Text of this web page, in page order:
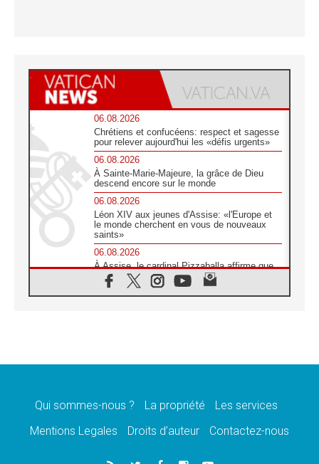
06.08.2026
Chrétiens et confucéens: respect et sagesse
pour relever aujourd'hui les «défis urgents»
06.08.2026
À Sainte-Marie-Majeure, la grâce de Dieu
descend encore sur le monde
06.08.2026
Léon XIV aux jeunes d'Assise: «l'Europe et
le monde cherchent en vous de nouveaux
saints»
06.08.2026
À Assise, le cardinal Pizzaballa affirme que
«les chrétiens veulent la paix»
06.08.2026
message de paix et de dignité humaine»
«La visite du Pape en Uruguay renforcera
l'espérance» affirme Mgr Tróccoli
05.08.2026
Qui sommes-nous ? La propriété
Les services
Mentions Legales
Droits d’auteur Contactez-nous